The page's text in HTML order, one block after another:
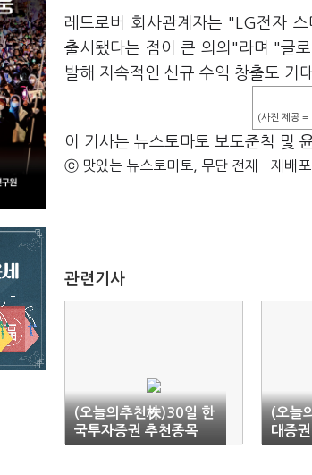
레드로버 회사관계자는 "LG전자
출시됐다는 점이 큰 의의"라며 "글
발해 지속적인 신규 수익 창출도 기
(사진 제공 =
이 기사는 뉴스토마토 보도준칙 및
ⓒ 맛있는 뉴스토마토, 무단 전재 - 재배포
관련기사
(오늘의추천株)30일 한
국투자증권 추천종목
(오늘
대증